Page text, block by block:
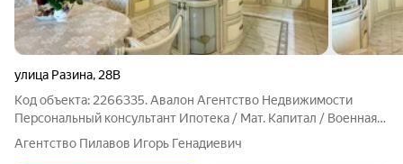
улица Разина, 28В
Код объекта: 2266335. Авалон Агентство Недвижимости
Персональный консультант Ипотека / Мат. Капитал / Военная
ипотека Юр. Сопровождение. СРОЧНО Уникальное
предложение для ценителей уюта, тишины и созерцания
Агентство Пилавов Игорь Генадиевич